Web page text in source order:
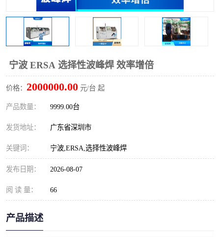
宁波 ERSA 选择性波峰焊 效率增倍
价格： 2000000.00 元/台 起
产品数量： 9999.00台
发货地址： 广东省深圳市
关键词： 宁波,ERSA,选择性波峰焊
发布日期： 2026-08-07
阅 读 量： 66
产品描述